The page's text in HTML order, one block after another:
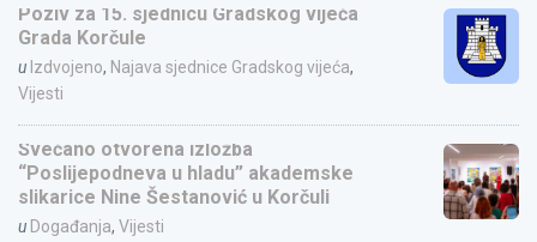
Poziv za 15. sjednicu Gradskog vijeća
Grada Korčule
u Izdvojeno, Najava sjednice Gradskog vijeća,
Vijesti
Svečano otvorena izložba
“Poslijepodneva u hladu” akademske
slikarice Nine Šestanović u Korčuli
u Događanja, Vijesti